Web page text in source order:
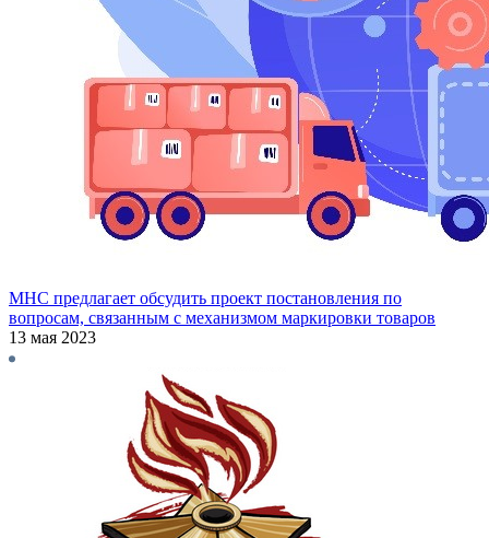
МНС предлагает обсудить проект постановления по
вопросам, связанным с механизмом маркировки товаров
13 мая 2023